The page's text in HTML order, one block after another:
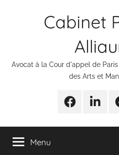
Cabinet
Avocat à la Cour d'appel de
des Arts et
UrgencesLinkedin
Menu